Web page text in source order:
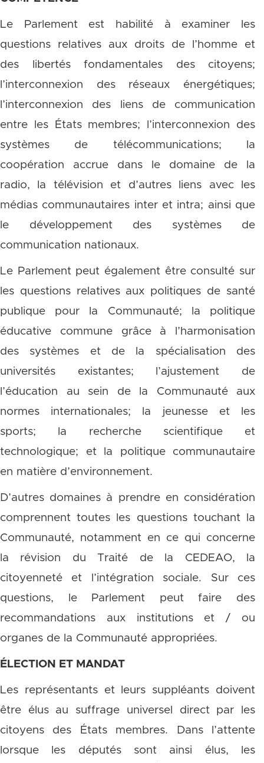
Le Parlement est habilité à examiner les
questions relatives aux droits de l’homme et
des libertés fondamentales des citoyens;
l’interconnexion des réseaux énergétiques;
l’interconnexion des liens de communication
entre les États membres; l’interconnexion des
systèmes de télécommunications; la
coopération accrue dans le domaine de la
radio, la télévision et d’autres liens avec les
médias communautaires inter et intra; ainsi que
le développement des systèmes de
communication nationaux.
Le Parlement peut également être consulté sur
les questions relatives aux politiques de santé
publique pour la Communauté; la politique
éducative commune grâce à l’harmonisation
des systèmes et de la spécialisation des
universités existantes; l’ajustement de
l’éducation au sein de la Communauté aux
normes internationales; la jeunesse et les
sports; la recherche scientifique et
technologique; et la politique communautaire
en matière d’environnement.
D’autres domaines à prendre en considération
comprennent toutes les questions touchant la
Communauté, notamment en ce qui concerne
la révision du Traité de la CEDEAO, la
citoyenneté et l’intégration sociale. Sur ces
questions, le Parlement peut faire des
recommandations aux institutions et / ou
organes de la Communauté appropriées.
ÉLECTION ET MANDAT
Les représentants et leurs suppléants doivent
être élus au suffrage universel direct par les
citoyens des États membres. Dans l’attente
lorsque les députés sont ainsi élus, les